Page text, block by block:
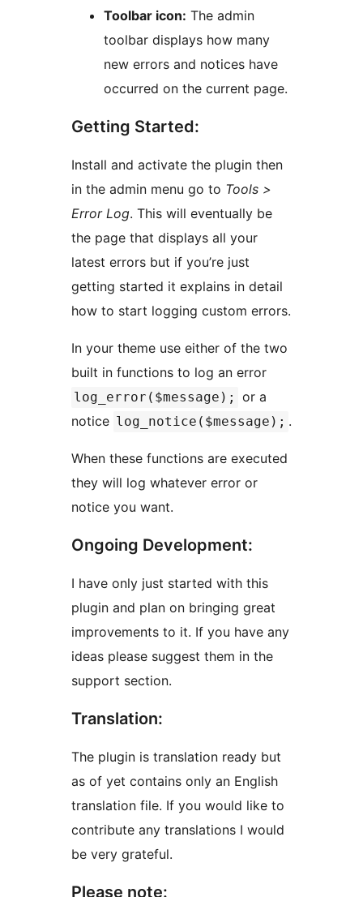
Toolbar icon: The admin
toolbar displays how many
new errors and notices have
occurred on the current page.
Getting Started:
Install and activate the plugin then
in the admin menu go to Tools >
Error Log. This will eventually be
the page that displays all your
latest errors but if you’re just
getting started it explains in detail
how to start logging custom errors.
In your theme use either of the two
built in functions to log an error
log_error($message);
or a
notice log_notice($message); .
When these functions are executed
they will log whatever error or
notice you want.
Ongoing Development:
I have only just started with this
plugin and plan on bringing great
improvements to it. If you have any
ideas please suggest them in the
support section.
Translation:
The plugin is translation ready but
as of yet contains only an English
translation file. If you would like to
contribute any translations I would
be very grateful.
Please note: